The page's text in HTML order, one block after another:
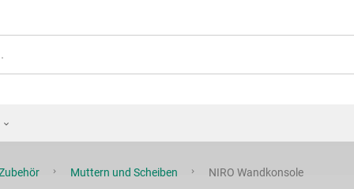
Muttern und Scheiben NIRO Wandkonsole